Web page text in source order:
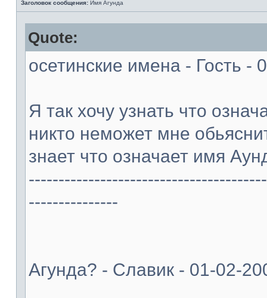
Заголовок сообщения: Имя Агунда
Quote:
осетинские имена - Гость -
Я так хочу узнать что
никто неможет мне
знает что означает имя
---------------
Агунда? - Славик - 01-02-